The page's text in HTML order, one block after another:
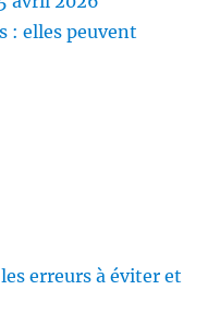
: elles peuvent
erreurs à éviter et